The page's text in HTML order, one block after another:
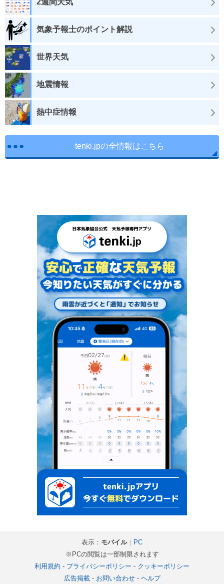
気象予報士のポイント解説
世界天気
地震情報
熱中症情報
tenki.jpの全情報はこちら
表示： モバイル｜ PC
※PCの閲覧は一部制限されます
利用規約 - プライバシーポリシー - クッキーポリシー
広告掲載- お問い合わせ- ヘルプ